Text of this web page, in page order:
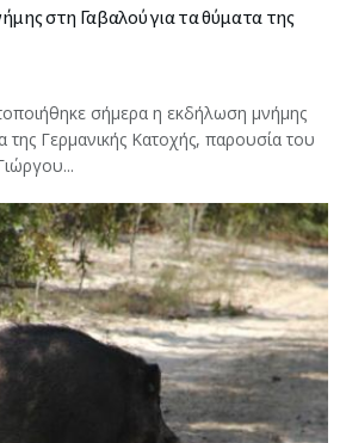
στη Γαβαλού για τα θύματα της
σήμερα η εκδήλωση μνήμης
της Γερμανικής Κατοχής, παρουσία του